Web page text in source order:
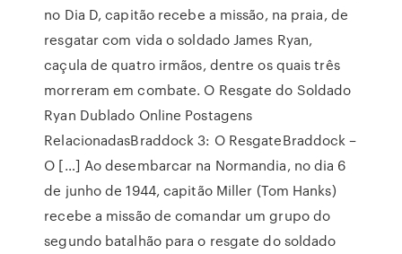
no Dia D, capitão recebe a missão, na praia, de
resgatar com vida o soldado James Ryan,
caçula de quatro irmãos, dentre os quais três
morreram em combate. O Resgate do Soldado
Ryan Dublado Online Postagens
RelacionadasBraddock 3: O ResgateBraddock –
O […] Ao desembarcar na Normandia, no dia 6
de junho de 1944, capitão Miller (Tom Hanks)
recebe a missão de comandar um grupo do
segundo batalhão para o resgate do soldado